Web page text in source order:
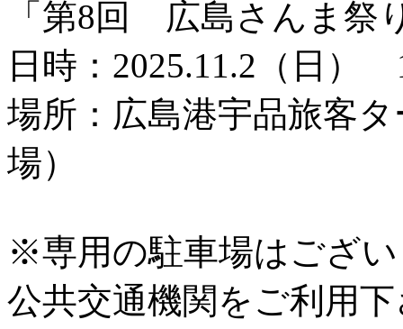
「第8回 広島さんま祭
日時：2025.11.2（日）
場所：広島港宇品旅客
場）
※専用の駐車場はござ
公共交通機関をご利用